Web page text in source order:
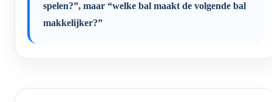
spelen?”, maar “welke bal maakt de volgende bal
makkelijker?”